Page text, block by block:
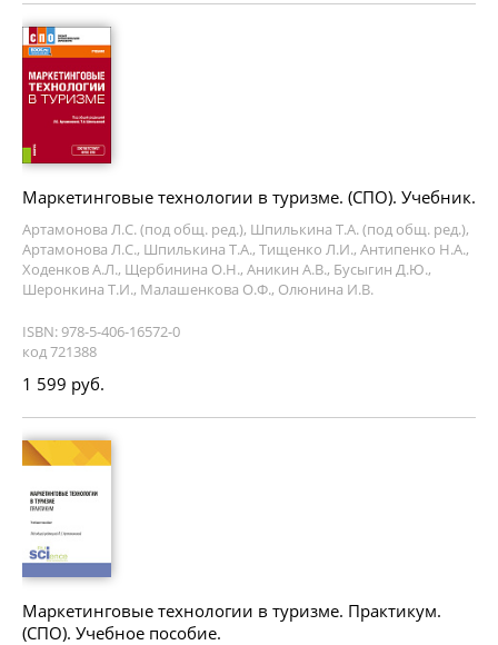
Маркетинговые технологии в туризме. (СПО). Учебник.
Артамонова Л.С. (под общ. ред.), Шпилькина Т.А. (под общ. ред.),
Артамонова Л.С., Шпилькина Т.А., Тищенко Л.И., Антипенко Н.А.,
Ходенков А.Л., Щербинина О.Н., Аникин А.В., Бусыгин Д.Ю.,
Шеронкина Т.И., Малашенкова О.Ф., Олюнина И.В.
ISBN: 978-5-406-16572-0
код 721388
1 599 руб.
Маркетинговые технологии в туризме. Практикум.
(СПО). Учебное пособие.